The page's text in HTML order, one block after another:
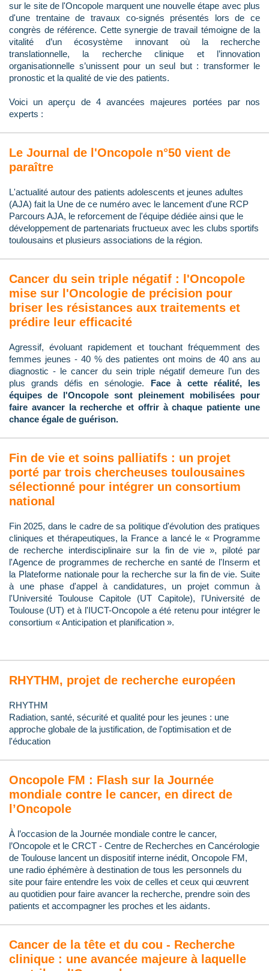
sur le site de l'Oncopole marquent une nouvelle étape avec plus
d'une trentaine de travaux co-signés présentés lors de ce
congrès de référence. Cette synergie de travail témoigne de la
vitalité d’un écosystème innovant où la recherche
translationnelle, la recherche clinique et l’innovation
organisationnelle s’unissent pour un seul but : transformer le
pronostic et la qualité de vie des patients.
Voici un aperçu de 4 avancées majeures portées par nos
experts :
Le Journal de l'Oncopole n°50 vient de
paraître
L'actualité autour des patients adolescents et jeunes adultes
(AJA) fait la Une de ce numéro avec le lancement d'une RCP
Parcours AJA, le reforcement de l'équipe dédiée ainsi que le
développement de partenariats fructueux avec les clubs sportifs
toulousains et plusieurs associations de la région.
Cancer du sein triple négatif : l'Oncopole
mise sur l'Oncologie de précision pour
briser les résistances aux traitements et
prédire leur efficacité
Agressif, évoluant rapidement et touchant fréquemment des
femmes jeunes - 40 % des patientes ont moins de 40 ans au
diagnostic - le cancer du sein triple négatif demeure l’un des
plus grands défis en sénologie. Face à cette réalité, les
équipes de l'Oncopole sont pleinement mobilisées pour
faire avancer la recherche et offrir à chaque patiente une
chance égale de guérison.
Fin de vie et soins palliatifs : un projet
porté par trois chercheuses toulousaines
sélectionné pour intégrer un consortium
national
Fin 2025, dans le cadre de sa politique d'évolution des pratiques
cliniques et thérapeutiques, la France a lancé le « Programme
de recherche interdisciplinaire sur la fin de vie », piloté par
l'Agence de programmes de recherche en santé de l'Inserm et
la Plateforme nationale pour la recherche sur la fin de vie. Suite
à une phase d'appel à candidatures, un projet commun à
l'Université Toulouse Capitole (UT Capitole), l'Université de
Toulouse (UT) et à l'IUCT-Oncopole a été retenu pour intégrer le
consortium « Anticipation et planification ».
RHYTHM, projet de recherche européen
RHYTHM
Radiation, santé, sécurité et qualité pour les jeunes : une
approche globale de la justification, de l'optimisation et de
l'éducation
Oncopole FM : Flash sur la Journée
mondiale contre le cancer, en direct de
l’Oncopole
À l’occasion de la Journée mondiale contre le cancer,
l’Oncopole et le CRCT - Centre de Recherches en Cancérologie
de Toulouse lancent un dispositif interne inédit, Oncopole FM,
une radio éphémère à destination de tous les personnels du
site pour faire entendre les voix de celles et ceux qui œuvrent
au quotidien pour faire avancer la recherche, prendre soin des
patients et accompagner les proches et les aidants.
Cancer de la tête et du cou - Recherche
clinique : une avancée majeure à laquelle